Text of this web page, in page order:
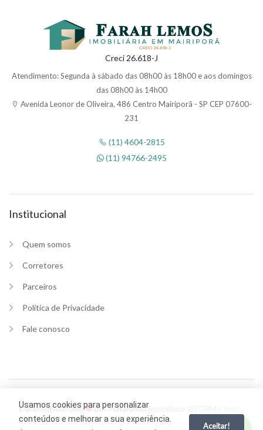
Creci 26.618-J
Atendimento: Segunda à sábado das 08h00 às 18h00 e aos domingos
das 08h00 às 14h00
Avenida Leonor de Oliveira, 486 Centro Mairiporã - SP CEP 07600-
231
(11) 4604-2815
(11) 94766-2495
Institucional
Quem somos
Corretores
Parceiros
Política de Privacidade
Fale conosco
Desenvolvido com por Plataforma Imobiliária
Usamos cookies para personalizar
conteúdos e melhorar a sua experiência.
Aceitar!